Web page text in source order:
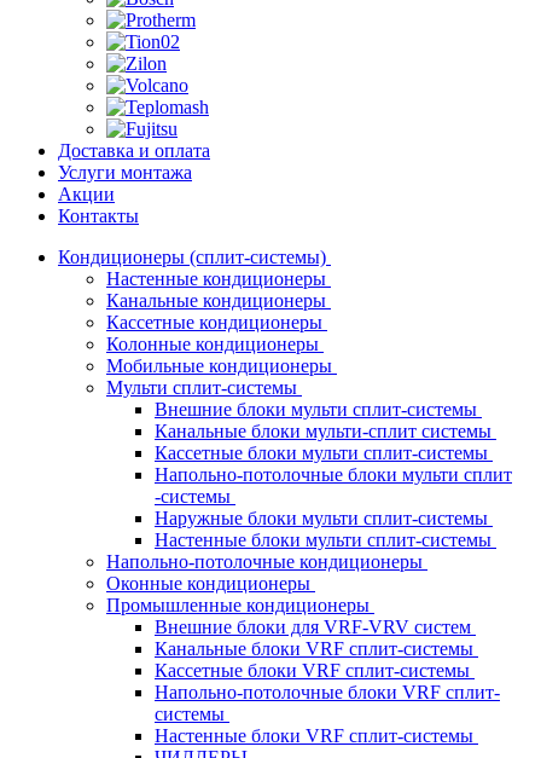
Доставка и оплата
Услуги монтажа
Акции
Контакты
Кондиционеры (сплит-системы)
Настенные кондиционеры
Канальные кондиционеры
Кассетные кондиционеры
Колонные кондиционеры
Мобильные кондиционеры
Мульти сплит-системы
Внешние блоки мульти сплит-системы
Канальные блоки мульти-сплит системы
Кассетные блоки мульти сплит-системы
Напольно-потолочные блоки мульти сплит
-системы
Наружные блоки мульти сплит-системы
Настенные блоки мульти сплит-системы
Напольно-потолочные кондиционеры
Оконные кондиционеры
Промышленные кондиционеры
Внешние блоки для VRF-VRV систем
Канальные блоки VRF сплит-системы
Кассетные блоки VRF сплит-системы
Напольно-потолочные блоки VRF сплит-
системы
Настенные блоки VRF сплит-системы